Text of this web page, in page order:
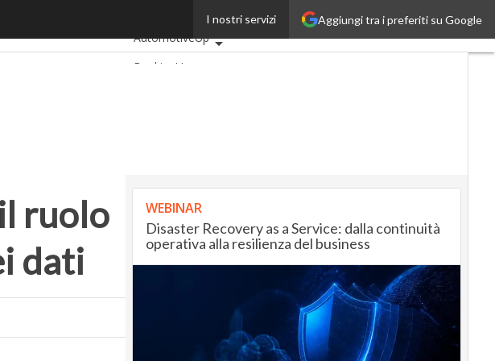
Aggiungi tra i preferiti su Google
I nostri servizi
AutomotiveUp
BankingUp
ruolo
dati
WEBINAR
Disaster Recovery as a Service: dalla continuità
operativa alla resilienza del business